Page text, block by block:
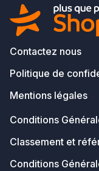
Contactez nous
Politique de
Mentions légales
Conditions
Classement et
Conditions